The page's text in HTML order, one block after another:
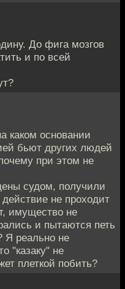
До фига мозгов
и по всей
каком основании
бьют других людей
при этом не
судом, получили
не проходит
имущество не
и пытаются петь
Я реально не
"казаку" не
плеткой побить?